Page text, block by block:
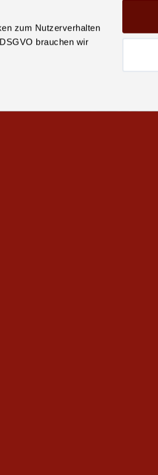
zum Nutzerverhalten
brauchen wir